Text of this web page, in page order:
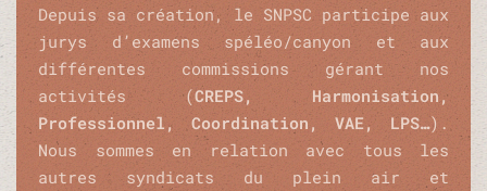
Depuis sa création, le SNPSC participe aux
jurys d’examens spéléo/canyon et aux
différentes commissions gérant nos
activités (CREPS, Harmonisation,
Professionnel, Coordination, VAE, LPS…).
Nous sommes en relation avec tous les
autres syndicats du plein air et